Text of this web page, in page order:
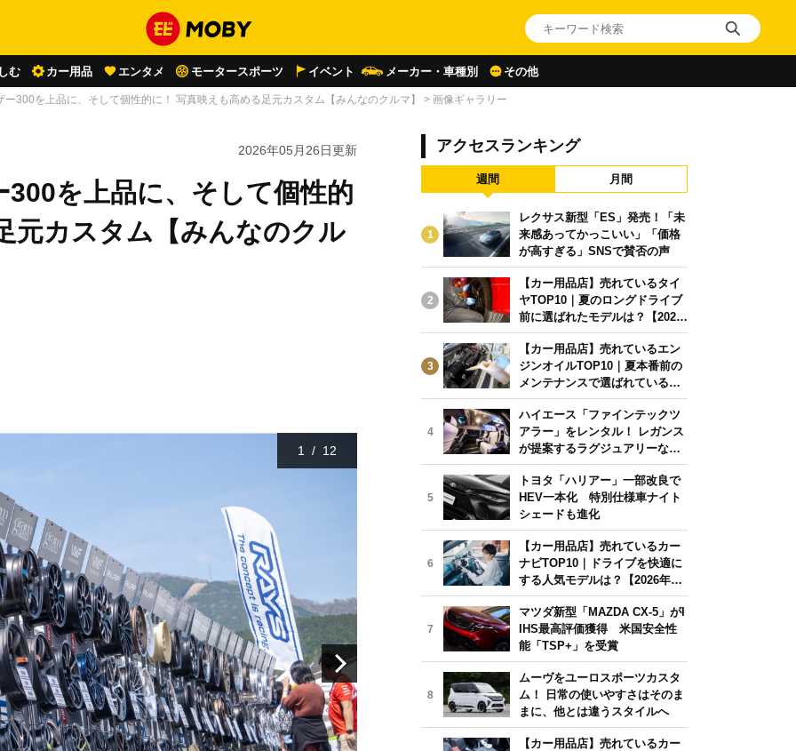
む カー用品 エンタメ モータースポーツ イベント メーカー・車種別 その他
ー300を上品に、そして個性的に！ 写真映えも高める足元カスタム【みんなのクルマ】 > 画像ギャラリー
2026年05月26日更新
を上品に、そして個性的
元カスタム【みんなのクル
1 / 12
アクセスランキング
週間 月間
1
レクサス新型「ES」発売！「未
来感あってかっこいい」「価格
が高すぎる」SNSで賛否の声
2
【カー用品店】売れているタイ
ヤTOP10｜夏のロングドライブ
前に選ばれたモデルは？【2026
年6月版】
3
【カー用品店】売れているエン
ジンオイルTOP10｜夏本番前の
メンテナンスで選ばれている人
気モデルは？【2026年6月版】
4
ハイエース「ファインテックツ
アラー」をレンタル！ レガンス
が提案するラグジュアリーな移
動体験
5
トヨタ「ハリアー」一部改良で
HEV一本化 特別仕様車ナイト
シェードも進化
6
【カー用品店】売れているカー
ナビTOP10｜ドライブを快適に
する人気モデルは？【2026年6
月版】
7
マツダ新型「MAZDA CX-5」がI
IHS最高評価獲得 米国安全性
能「TSP+」を受賞
8
ムーヴをユーロスポーツカスタ
ム！ 日常の使いやすさはそのま
まに、他とは違うスタイルへ
【カー用品店】売れているカー